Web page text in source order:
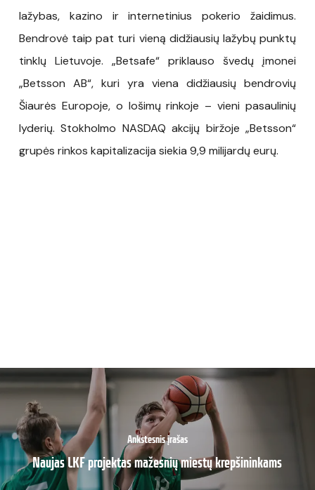
lažybas, kazino ir internetinius pokerio žaidimus.
Bendrovė taip pat turi vieną didžiausių lažybų punktų
tinklų Lietuvoje. „Betsafe“ priklauso švedų įmonei
„Betsson AB“, kuri yra viena didžiausių bendrovių
Šiaurės Europoje, o lošimų rinkoje – vieni pasaulinių
lyderių. Stokholmo NASDAQ akcijų biržoje „Betsson“
grupės rinkos kapitalizacija siekia 9,9 milijardų eurų.
Ankstesnis įrašas
Naujas LKF projektas mažesnių miestų krepšininkams